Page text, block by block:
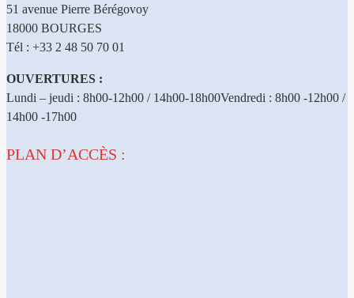
51 avenue Pierre Bérégovoy
18000 BOURGES
Tél : +33 2 48 50 70 01
OUVERTURES :
Lundi – jeudi : 8h00-12h00 / 14h00-18h00Vendredi : 8h00 -12h00 /
14h00 -17h00
PLAN D’ACCÈS :